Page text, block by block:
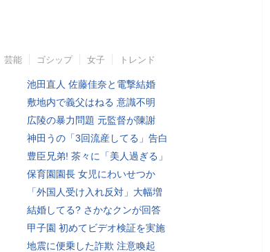
芸能 ゴシップ 女子 トレンド
池田直人 佐藤佳奈と電撃結婚
敷地内で義父はねる 意識不明
広陵の暴力問題 元監督が陳謝
神田うの「3回流産してる」告白
豊臣兄弟! 茶々に「美人過ぎる」
保育園園長 女児にわいせつか
「外国人受け入れ反対」大幅増
結婚してる? さかなクンが回答
甲子園 初めてビデオ検証を実施
地震に便乗した詐欺 注意喚起